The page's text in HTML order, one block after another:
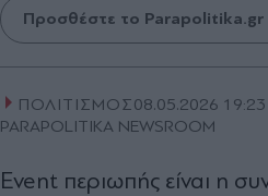
Προσθέστε το Parapolitika.gr
ΠΟΛΙΤΙΣΜΟΣ08.05.2026 19:23
PARAPOLITIKA NEWSROOM
Event περιωπής είναι η